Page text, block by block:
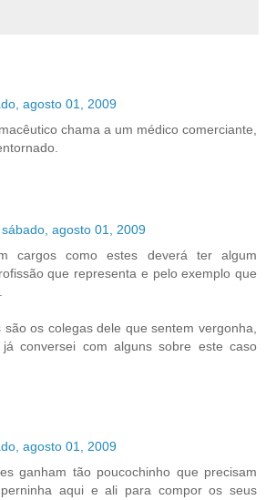
agosto 01, 2009
chama a um médico comerciante,
sábado, agosto 01, 2009
cargos como estes deverá ter algum
que representa e pelo exemplo que
são os colegas dele que sentem vergonha,
conversei com alguns sobre este caso
agosto 01, 2009
ganham tão poucochinho que precisam
aqui e ali para compor os seus